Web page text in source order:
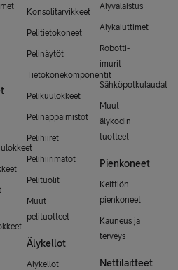
Konsolitarvikkeet
Pelitietokoneet
Pelinäytöt
Tietokonekomponentit
Pelikuulokkeet
Pelinäppäimistöt
Pelihiiret
Pelihiirimatot
Pelituolit
Muut
pelituotteet
Älykellot
Älykellot
Älyvalaistus
Älykaiuttimet
Robotti-
imurit
Sähköpotkulaudat
Muut
älykodin
tuotteet
Pienkoneet
Keittiön
pienkoneet
Kauneus ja
terveys
Nettilaitteet